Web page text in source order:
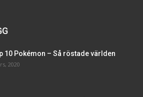
10 Pokémon – Så röstade världen
2020